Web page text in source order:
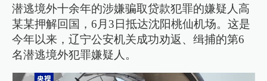
潜逃境外十余年的涉嫌骗取贷款犯罪的嫌疑人高
某某押解回国，6月3日抵达沈阳桃仙机场。这是
今年以来，辽宁公安机关成功劝返、缉捕的第6
名潜逃境外犯罪嫌疑人。